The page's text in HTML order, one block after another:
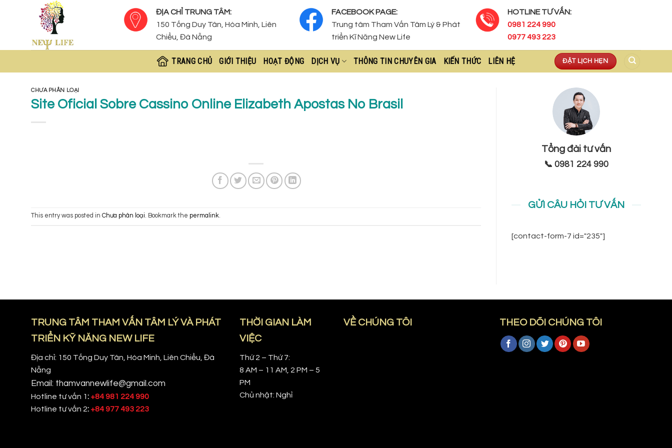
ĐỊA CHỈ TRUNG TÂM:
150 Tống Duy Tân, Hòa Minh, Liên
Chiểu, Đà Nẵng
FACEBOOK PAGE:
Trung tâm Tham Vấn Tâm Lý & Phát
triển Kĩ Năng New Life
HOTLINE TƯ VẤN:
0981 224 990
0977 493 223
TRANG CHỦ GIỚI THIỆU HOẠT ĐỘNG DỊCH VỤ THÔNG TIN CHUYÊN GIA KIẾN THỨC LIÊN HỆ ĐẶT LỊCH HẸN
CHƯA PHÂN LOẠI
Site Oficial Sobre Cassino Online Elizabeth Apostas No Brasil
This entry was posted in Chưa phân loại. Bookmark the permalink.
Tổng đài tư vấn
📞 0981 224 990
GỬI CÂU HỎI TƯ VẤN
[contact-form-7 id="235"]
TRUNG TÂM THAM VẤN TÂM LÝ VÀ PHÁT
TRIỂN KỸ NĂNG NEW LIFE
Địa chỉ: 150 Tống Duy Tân, Hòa Minh, Liên Chiểu, Đà
Nẵng
Email: thamvannewlife@gmail.com
Hotline tư vấn 1: +84 981 224 990
Hotline tư vấn 2: +84 977 493 223
THỜI GIAN LÀM
VIỆC
Thứ 2 – Thứ 7:
8 AM – 11 AM, 2 PM – 5
PM
Chủ nhật: Nghỉ
VỀ CHÚNG TÔI THEO DÕI CHÚNG TÔI